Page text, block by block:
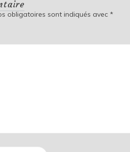
obligatoires sont indiqués avec *